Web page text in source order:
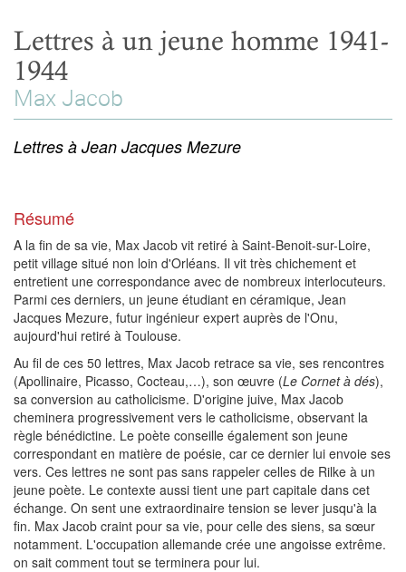
Lettres à un jeune homme 1941-
1944
Max Jacob
Lettres à Jean Jacques Mezure
Résumé
A la fin de sa vie, Max Jacob vit retiré à Saint-Benoit-sur-Loire,
petit village situé non loin d'Orléans. Il vit très chichement et
entretient une correspondance avec de nombreux interlocuteurs.
Parmi ces derniers, un jeune étudiant en céramique, Jean
Jacques Mezure, futur ingénieur expert auprès de l'Onu,
aujourd'hui retiré à Toulouse.
Au fil de ces 50 lettres, Max Jacob retrace sa vie, ses rencontres
(Apollinaire, Picasso, Cocteau,…), son œuvre (Le Cornet à dés),
sa conversion au catholicisme. D'origine juive, Max Jacob
cheminera progressivement vers le catholicisme, observant la
règle bénédictine. Le poète conseille également son jeune
correspondant en matière de poésie, car ce dernier lui envoie ses
vers. Ces lettres ne sont pas sans rappeler celles de Rilke à un
jeune poète. Le contexte aussi tient une part capitale dans cet
échange. On sent une extraordinaire tension se lever jusqu'à la
fin. Max Jacob craint pour sa vie, pour celle des siens, sa sœur
notamment. L'occupation allemande crée une angoisse extrême.
on sait comment tout se terminera pour lui.